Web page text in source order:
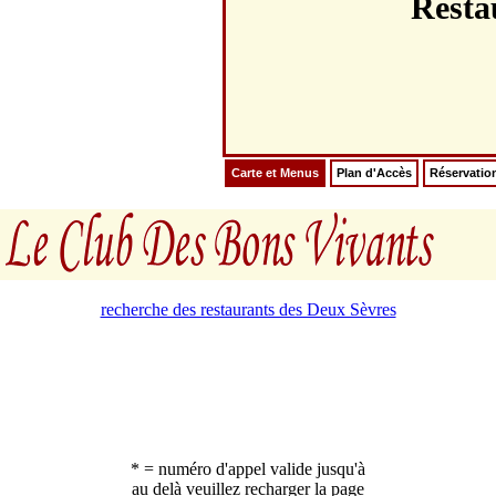
Carte et Menus Plan d'Accès
recherche des restaurants des Deux Sèvres
* = numéro d'appel valide jusqu'à
au delà veuillez recharger la page